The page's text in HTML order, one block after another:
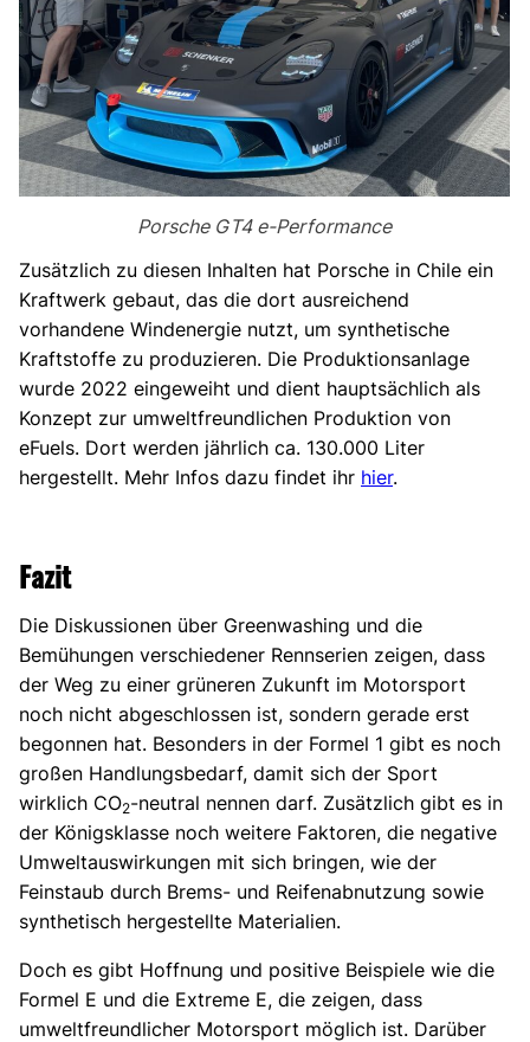
Porsche GT4 e-Performance
Zusätzlich zu diesen Inhalten hat Porsche in Chile ein
Kraftwerk gebaut, das die dort ausreichend
vorhandene Windenergie nutzt, um synthetische
Kraftstoffe zu produzieren. Die Produktionsanlage
wurde 2022 eingeweiht und dient hauptsächlich als
Konzept zur umweltfreundlichen Produktion von
eFuels. Dort werden jährlich ca. 130.000 Liter
hergestellt. Mehr Infos dazu findet ihr hier.
Fazit
Die Diskussionen über Greenwashing und die
Bemühungen verschiedener Rennserien zeigen, dass
der Weg zu einer grüneren Zukunft im Motorsport
noch nicht abgeschlossen ist, sondern gerade erst
begonnen hat. Besonders in der Formel 1 gibt es noch
großen Handlungsbedarf, damit sich der Sport
wirklich CO2-neutral nennen darf. Zusätzlich gibt es in
der Königsklasse noch weitere Faktoren, die negative
Umweltauswirkungen mit sich bringen, wie der
Feinstaub durch Brems- und Reifenabnutzung sowie
synthetisch hergestellte Materialien.
Doch es gibt Hoffnung und positive Beispiele wie die
Formel E und die Extreme E, die zeigen, dass
umweltfreundlicher Motorsport möglich ist. Darüber